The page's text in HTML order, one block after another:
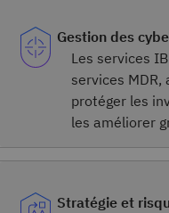
Gestion des
Les services
services
protéger les
les améliorer
Stratégie et